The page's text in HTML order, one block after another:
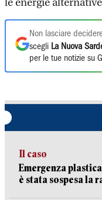
le energie
Non lasciare
scegli La Nuova
per le tue notizie su
Il caso
Emergenza
è stata sospesa la